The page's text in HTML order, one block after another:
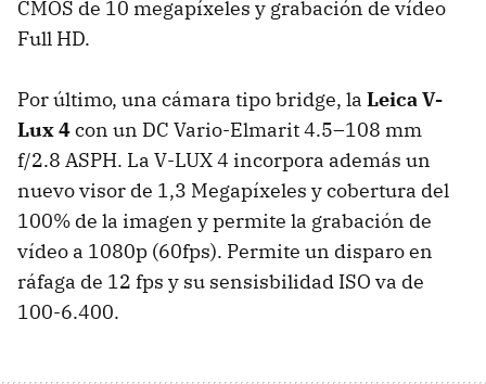
CMOS de 10 megapíxeles y grabación de vídeo
Full HD.
Por último, una cámara tipo bridge, la Leica V-
Lux 4con un DC Vario-Elmarit 4.5–108 mm
f/2.8 ASPH. La V-LUX 4 incorpora además un
nuevo visor de 1,3 Megapíxeles y cobertura del
100% de la imagen y permite la grabación de
vídeo a 1080p (60fps). Permite un disparo en
ráfaga de 12 fps y su sensisbilidad ISO va de
100-6.400.